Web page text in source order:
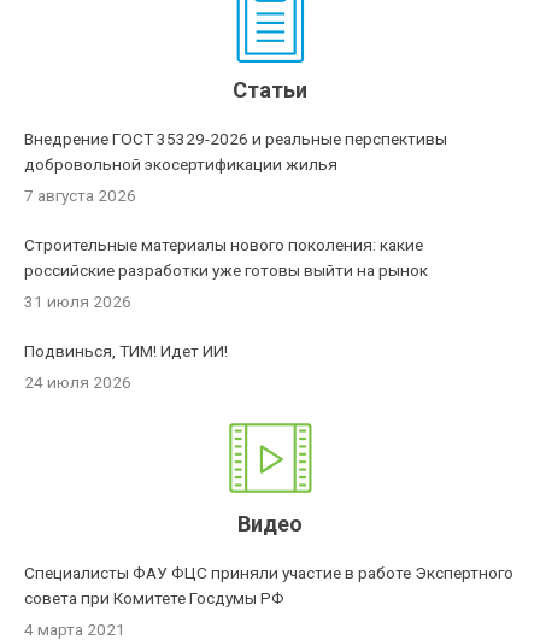
Статьи
Внедрение ГОСТ 35329-2026 и реальные перспективы
добровольной экосертификации жилья
7 августа 2026
Строительные материалы нового поколения: какие
российские разработки уже готовы выйти на рынок
31 июля 2026
Подвинься, ТИМ! Идет ИИ!
24 июля 2026
Видео
Специалисты ФАУ ФЦС приняли участие в работе Экспертного
совета при Комитете Госдумы РФ
4 марта 2021